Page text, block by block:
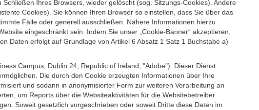
Ihres Browsers, wieder gelöscht (sog. Sitzungs-Cookies). Andere
Cookies). Sie können Ihren Browser so einstellen, dass Sie über das
Fälle oder generell ausschließen. Nähere Informationen hierzu
eingeschränkt sein. Indem Sie unser „Cookie-Banner“ akzeptieren,
Daten erfolgt auf Grundlage von Artikel 6 Absatz 1 Satz 1 Buchstabe a)
Campus, Dublin 24, Republic of Ireland; "Adobe"). Dieser Dienst
Die durch den Cookie erzeugten Informationen über Ihre
und sodann in anonymisierter Form zur weiteren Verarbeitung an
um Reports über die Websiteaktivitäten für die Websitebetreiber
Soweit gesetzlich vorgeschrieben oder soweit Dritte diese Daten im